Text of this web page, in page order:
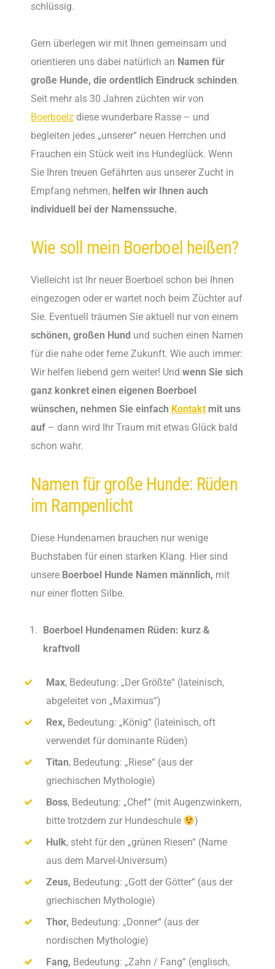
schlüssig.
Gern überlegen wir mit Ihnen gemeinsam und
orientieren uns dabei natürlich an Namen für
große Hunde, die ordentlich Eindruck schinden.
Seit mehr als 30 Jahren züchten wir von
Boerboelz diese wunderbare Rasse – und
begleiten jedes „unserer“ neuen Herrchen und
Frauchen ein Stück weit ins Hundeglück. Wenn
Sie Ihren treuen Gefährten aus unserer Zucht in
Empfang nehmen, helfen wir Ihnen auch
individuell bei der Namenssuche.
Wie soll mein Boerboel heißen?
Vielleicht ist Ihr neuer Boerboel schon bei Ihnen
eingezogen oder er wartet noch beim Züchter auf
Sie. Eventuell träumen Sie aktuell nur von einem
schönen, großen Hund und suchen einen Namen
für die nahe oder ferne Zukunft. Wie auch immer:
Wir helfen liebend gern weiter! Und wenn Sie sich
ganz konkret einen eigenen Boerboel
wünschen, nehmen Sie einfach Kontakt mit uns
auf – dann wird Ihr Traum mit etwas Glück bald
schon wahr.
Namen für große Hunde: Rüden
im Rampenlicht
Diese Hundenamen brauchen nur wenige
Buchstaben für einen starken Klang. Hier sind
unsere Boerboel Hunde Namen männlich, mit
nur einer flotten Silbe.
Boerboel Hundenamen Rüden: kurz &
kraftvoll
Max, Bedeutung: „Der Größte“ (lateinisch,
abgeleitet von „Maximus“)
Rex, Bedeutung: „König“ (lateinisch, oft
verwendet für dominante Rüden)
Titan, Bedeutung: „Riese“ (aus der
griechischen Mythologie)
Boss, Bedeutung: „Chef“ (mit Augenzwinkern,
bitte trotzdem zur Hundeschule
)
Hulk, steht für den „grünen Riesen“ (Name
aus dem Marvel-Universum)
Zeus, Bedeutung: „Gott der Götter“ (aus der
griechischen Mythologie)
Thor, Bedeutung: „Donner“ (aus der
nordischen Mythologie)
Fang, Bedeutung: „Zahn / Fang“ (englisch,